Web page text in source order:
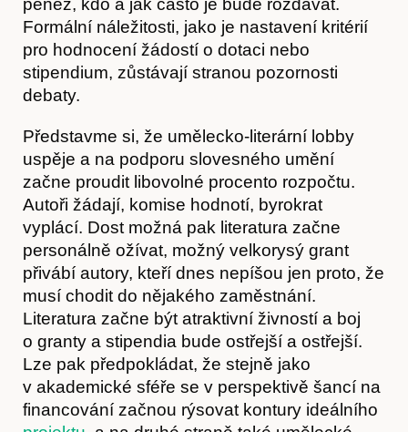
Akce
O nás
Formální náležitosti, jako je nastavení kritérií
pro hodnocení žádostí o dotaci nebo
stipendium, zůstávají stranou pozornosti
debaty.
Představme si, že umělecko-literární lobby
uspěje a na podporu slovesného umění
začne proudit libovolné procento rozpočtu.
Autoři žádají, komise hodnotí, byrokrat
vyplácí. Dost možná pak literatura začne
personálně ožívat, možný velkorysý grant
přivábí autory, kteří dnes nepíšou jen proto, že
musí chodit do nějakého zaměstnání.
Literatura začne být atraktivní živností a boj
o granty a stipendia bude ostřejší a ostřejší.
Lze pak předpokládat, že stejně jako
v akademické sféře se v perspektivě šancí na
financování začnou rýsovat kontury ideálního